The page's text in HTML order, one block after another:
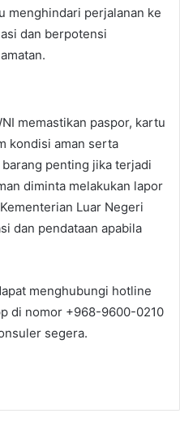
menghindari perjalanan ke
dan berpotensi
memastikan paspor, kartu
kondisi aman serta
penting jika terjadi
diminta melakukan lapor
Luar Negeri
dan pendataan apabila
menghubungi hotline
di nomor +968-9600-0210
segera.